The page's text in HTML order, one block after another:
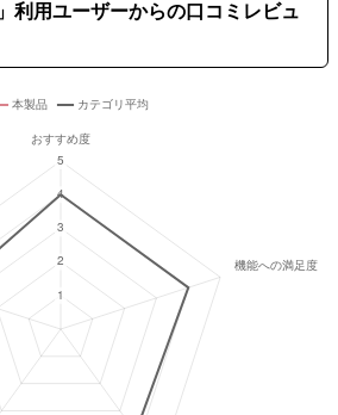
」利用ユーザーからの口コミレビュ